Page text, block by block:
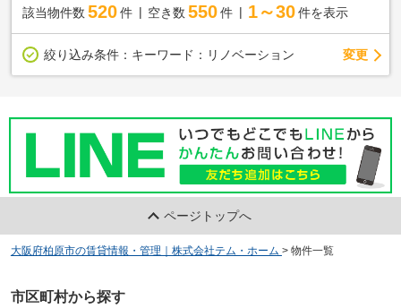
該当物件数 520件 空き数 550 件 1～30 件を表示
絞り込み条件： キーワード：リノベーション 変更
ページトップへ
大阪府柏原市の賃貸情報・管理｜株式会社テム・ホーム > 物件一覧
市区町村から探す